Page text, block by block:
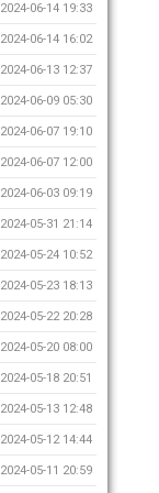
2024-06-14 19:33
2024-06-14 16:02
2024-06-13 12:37
2024-06-09 05:30
2024-06-07 19:10
2024-06-07 12:00
2024-06-03 09:19
2024-05-31 21:14
2024-05-24 10:52
2024-05-23 18:13
2024-05-22 20:28
2024-05-20 08:00
2024-05-18 20:51
2024-05-13 12:48
2024-05-12 14:44
2024-05-11 20:59